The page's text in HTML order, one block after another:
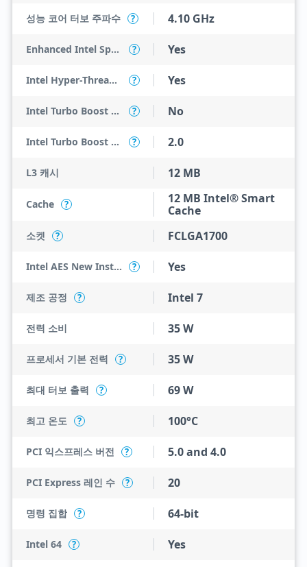
성능 코어 터보 주파수 ? 4.10 GHz
Enhanced Intel SpeedStep Technology ? Yes
Intel Hyper-Threading Technology ? Yes
Intel Turbo Boost Max Technology 3.0 ? No
Intel Turbo Boost Technology ? 2.0
L3 캐시 12 MB
Cache ?
12 MB Intel® Smart
Cache
소켓 ? FCLGA1700
Intel AES New Instructions ? Yes
제조 공정 ? Intel 7
전력 소비 35 W
프로세서 기본 전력 ? 35 W
최대 터보 출력 ? 69 W
최고 온도 ? 100°C
PCI 익스프레스 버전 ? 5.0 and 4.0
PCI Express 레인 수 ? 20
명령 집합 ? 64-bit
Intel 64 ? Yes